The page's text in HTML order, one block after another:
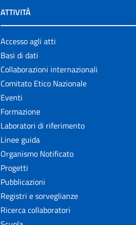
ATTIVITÀ
Accesso agli atti
Basi di dati
Collaborazioni internazionali
Comitato Etico Nazionale
Eventi
Formazione
Laboratori di riferimento
Linee guida
Organismo Notificato
Progetti
Pubblicazioni
Registri e sorveglianze
Ricerca collaboratori